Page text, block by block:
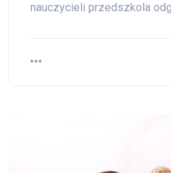
nauczycieli przedszkola